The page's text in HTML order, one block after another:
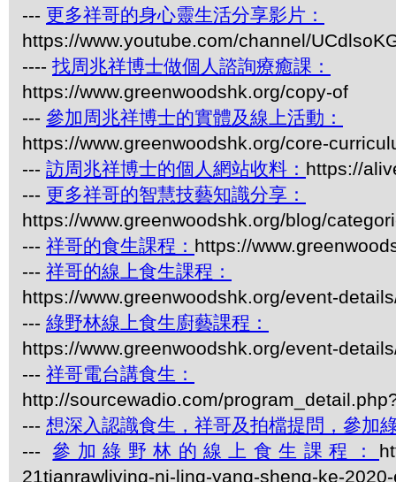
--- 更多祥哥的身心靈生活分享影片：
https://www.youtube.com/channel/
---- 找周兆祥博士做個人諮詢療癒課：
https://www.greenwoodshk.org/copy-of
--- 參加周兆祥博士的實體及線上活動：
https://www.greenwoodshk.org/core-
--- 訪周兆祥博士的個人網站收料： https://
--- 更多祥哥的智慧技藝知識分享：
https://www.greenwoodshk.org/blog/
--- 祥哥的食生課程： https://
--- 祥哥的線上食生課程：
https://www.greenwoodshk.org/event-
--- 綠野林線上食生廚藝課程：
https://www.greenwoodshk.org/event-
--- 祥哥電台講食生：
http://sourcewadio.com/
--- 想深入認識食生，祥哥及拍檔提問，參加
---參加綠野林的線上食生課程：
21tianrawliving-ni-ling-yang-sheng-ke-